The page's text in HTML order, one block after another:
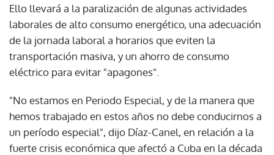
Ello llevará a la paralización de algunas actividades
laborales de alto consumo energético, una adecuación
de la jornada laboral a horarios que eviten la
transportación masiva, y un ahorro de consumo
eléctrico para evitar "apagones".
"No estamos en Periodo Especial, y de la manera que
hemos trabajado en estos años no debe conducirnos a
un período especial", dijo Díaz-Canel, en relación a la
fuerte crisis económica que afectó a Cuba en la década